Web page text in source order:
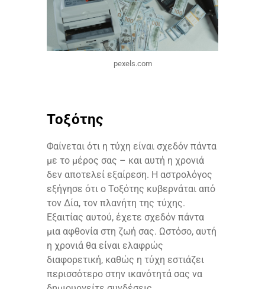
pexels.com
Τοξότης
Φαίνεται ότι η τύχη είναι σχεδόν πάντα
με το μέρος σας – και αυτή η χρονιά
δεν αποτελεί εξαίρεση. Η αστρολόγος
εξήγησε ότι ο Τοξότης κυβερνάται από
τον Δία, τον πλανήτη της τύχης.
Εξαιτίας αυτού, έχετε σχεδόν πάντα
μια αφθονία στη ζωή σας. Ωστόσο, αυτή
η χρονιά θα είναι ελαφρώς
διαφορετική, καθώς η τύχη εστιάζει
περισσότερο στην ικανότητά σας να